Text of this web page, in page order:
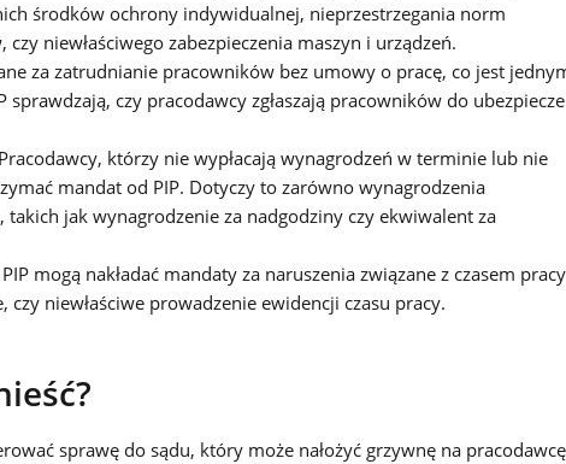
środków ochrony indywidualnej, nieprzestrzegania norm
niewłaściwego zabezpieczenia maszyn i urządzeń.
za zatrudnianie pracowników bez umowy o pracę, co jest
czy pracodawcy zgłaszają pracowników do
którzy nie wypłacają wynagrodzeń w terminie lub nie
mandat od PIP. Dotyczy to zarówno wynagrodzenia
jak wynagrodzenie za nadgodziny czy ekwiwalent za
mogą nakładać mandaty za naruszenia związane z czasem
niewłaściwe prowadzenie ewidencji czasu pracy.
sprawę do sądu, który może nałożyć grzywnę na